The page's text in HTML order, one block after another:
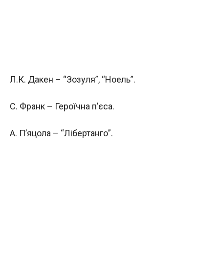
Л.К. Дакен – “Зозуля”, “Ноель”.
С. Франк – Героїчна п’єса.
А. П’яцола – “Лібертанго”.